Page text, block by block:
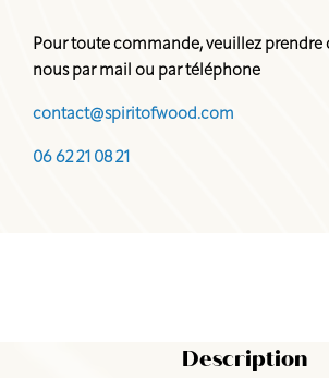
Pour toute commande, veuillez prendre
nous par mail ou par téléphone
contact@spiritofwood.com
06 62 21 08 21
Description